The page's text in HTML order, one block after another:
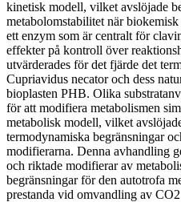
kinetisk modell, vilket avslöjade
metabolomstabilitet när
ett enzym som är centralt för
effekter på kontroll över
utvärderades för det fjärde det
Cupriavidus necator och dess
bioplasten PHB. Olika
för att modifiera metabolismen
metabolisk modell, vilket
termodynamiska begränsningar
modifierarna. Denna avhandling
och riktade modifierar av
begränsningar för den autotrofa
prestanda vid omvandling av